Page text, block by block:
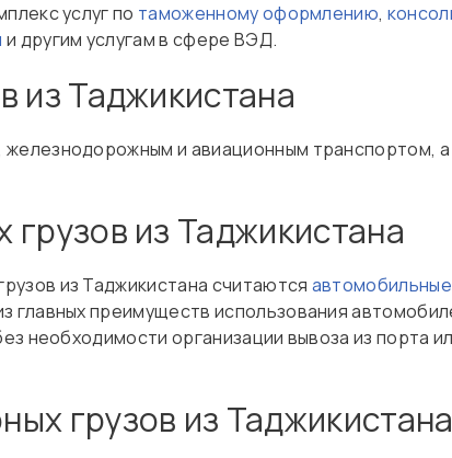
услуг по таможенному оформлению,
и другим услугам в сфере ВЭД.
из Таджикистана
и авиационным транспортом,
из Таджикистана
из Таджикистана считаются
преимуществ использования
необходимости организации вывоза из порта
грузов из Таджикистана